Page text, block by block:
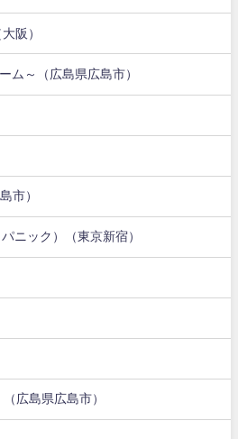
阪）
ム～（広島県広島市）
市）
ニック）（東京新宿）
広島県広島市）